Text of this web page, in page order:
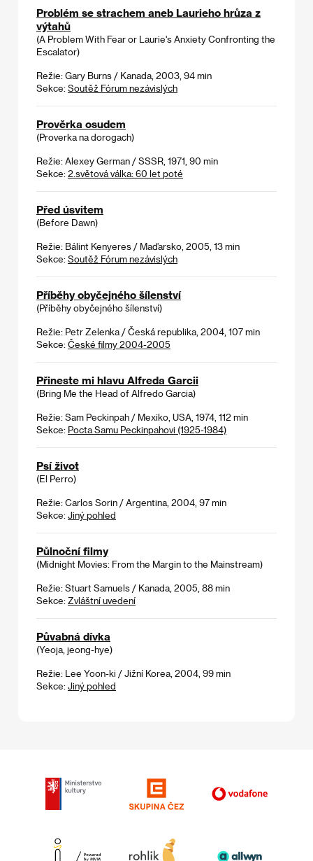
Problém se strachem aneb Laurieho hrůza z
výtahů
(A Problem With Fear or Laurie's Anxiety Confronting the
Escalator)
Režie: Gary Burns / Kanada, 2003, 94 min
Sekce: Soutěž Fórum nezávislých
Prověrka osudem
(Proverka na dorogach)
Režie: Alexey German / SSSR, 1971, 90 min
Sekce: 2.světová válka: 60 let poté
Před úsvitem
(Before Dawn)
Režie: Bálint Kenyeres / Maďarsko, 2005, 13 min
Sekce: Soutěž Fórum nezávislých
Příběhy obyčejného šílenství
(Příběhy obyčejného šílenství)
Režie: Petr Zelenka / Česká republika, 2004, 107 min
Sekce: České filmy 2004-2005
Přineste mi hlavu Alfreda Garcii
(Bring Me the Head of Alfredo Garcia)
Režie: Sam Peckinpah / Mexiko, USA, 1974, 112 min
Sekce: Pocta Samu Peckinpahovi (1925-1984)
Psí život
(El Perro)
Režie: Carlos Sorin / Argentina, 2004, 97 min
Sekce: Jiný pohled
Půlnoční filmy
(Midnight Movies: From the Margin to the Mainstream)
Režie: Stuart Samuels / Kanada, 2005, 88 min
Sekce: Zvláštní uvedení
Půvabná dívka
(Yeoja, jeong-hye)
Režie: Lee Yoon-ki / Jižní Korea, 2004, 99 min
Sekce: Jiný pohled